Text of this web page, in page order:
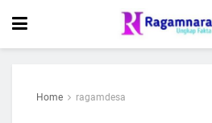
Home ragamdesa